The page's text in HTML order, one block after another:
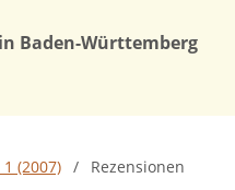
Baden-Württemberg –
(2007) / Rezensionen